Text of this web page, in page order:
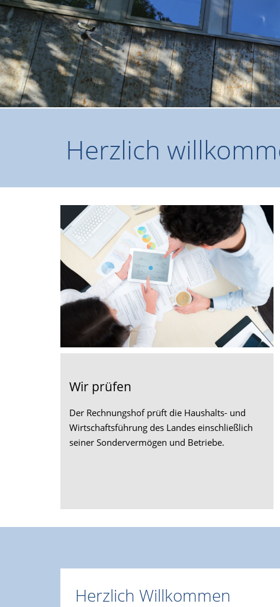
Herzlich
Wir prüfen
Der Rechnungshof prüft die Haushalts- und
Wirtschaftsführung des Landes einschließlich
seiner Sondervermögen und Betriebe.
Herzlich Willkommen